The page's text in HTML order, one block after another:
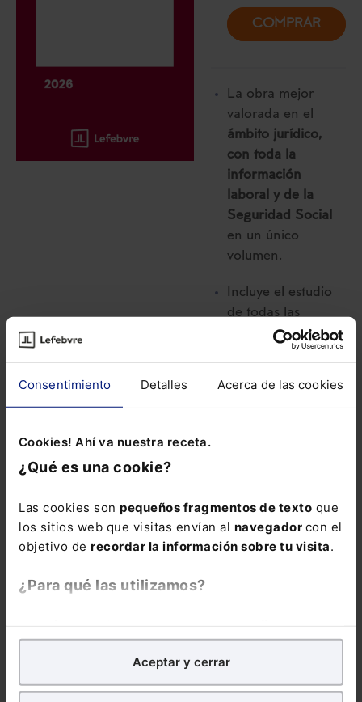
Consentimiento Detalles Acerca de las cookies
Cookies! Ahí va nuestra receta.
¿Qué es una cookie?
Las cookies son pequeños fragmentos de texto que
los sitios web que visitas envían al navegador con el
objetivo de recordar la información sobre tu visita.
¿Para qué las utilizamos?
analíticospara tratar demejorar tu experienciaen
nuestra página web. También con fines publicitarios,
para poder mostrarte publicidad y contenidos de tu
Aceptar y cerrar
COMPRAR
La obra mejor
valorada en el
ámbito jurídico,
con toda la
información
laboral y de la
Seguridad Social
en un único
volumen.
Incluye el estudio
de todas las
novedades y
último año, así
La suscripción al
Memento Social
si un número